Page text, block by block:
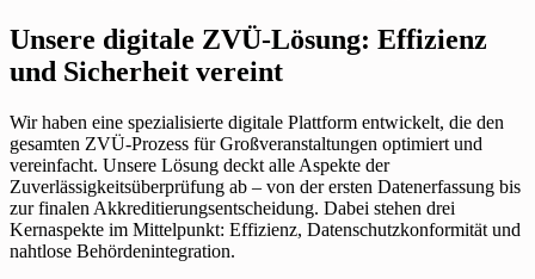
Unsere digitale ZVÜ-Lösung: Effizienz
und Sicherheit vereint
Wir haben eine spezialisierte digitale Plattform entwickelt, die den
gesamten ZVÜ-Prozess für Großveranstaltungen optimiert und
vereinfacht. Unsere Lösung deckt alle Aspekte der
Zuverlässigkeitsüberprüfung ab – von der ersten Datenerfassung bis
zur finalen Akkreditierungsentscheidung. Dabei stehen drei
Kernaspekte im Mittelpunkt: Effizienz, Datenschutzkonformität und
nahtlose Behördenintegration.